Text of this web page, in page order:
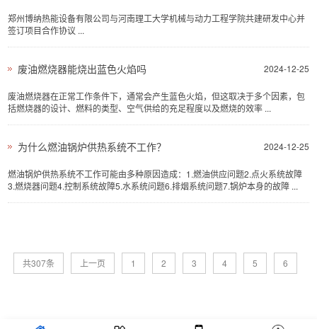
郑州博纳热能设备有限公司与河南理工大学机械与动力工程学院共建研发中心并
签订项目合作协议 ...
2024-12-25
废油燃烧器能烧出蓝色火焰吗
废油燃烧器在正常工作条件下，通常会产生蓝色火焰，但这取决于多个因素，包
括燃烧器的设计、燃料的类型、空气供给的充足程度以及燃烧的效率 ...
2024-12-25
为什么燃油锅炉供热系统不工作？
燃油锅炉供热系统不工作可能由多种原因造成：1.燃油供应问题2.点火系统故障
3.燃烧器问题4.控制系统故障5.水系统问题6.排烟系统问题7.锅炉本身的故障 ...
共307条 上一页 1 2 3 4 5
6